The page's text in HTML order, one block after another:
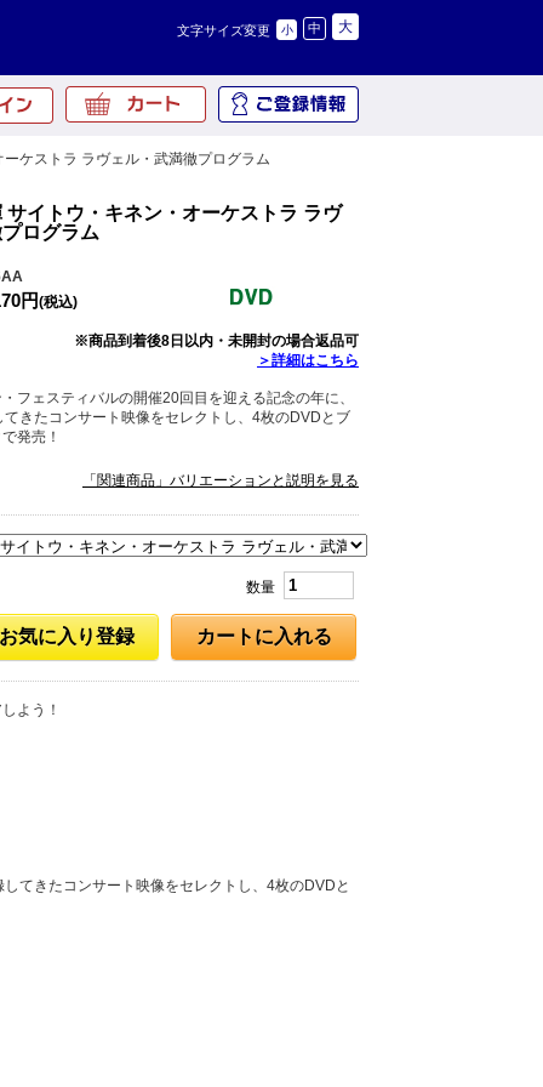
文字サイズ変更 小 中 大
ケストラ ラヴェル・武満徹プログラム
サイトウ・キネン・オーケストラ ラヴ
ログラム
円(税込)
※商品到着後8日以内・未開封の場合返品可
＞詳細はこちら
フェスティバルの開催20回目を迎える記念の年に、
きたコンサート映像をセレクトし、4枚のDVDとブ
発売！
「関連商品」バリエーションと説明を見る
数量
カートに入れる
気に入り登録
よう！
てきたコンサート映像をセレクトし、4枚のDVDと